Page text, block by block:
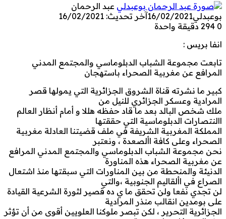
عبد الرحمان
بوعبدلي16/02/2021آخر تحديث: 16/02/2021
0
دقيقة واحدة
انفا بريس :
تابعت مجموعة الشباب الدبلوماسي والمجتمع المدني
المرافع عن مغربية الصحراء باستهجان
كبير ما نشرته قناة الشروق الجزائرية التي يمولها قصر
المرادية وعسكر الجزائري للنيل من
ملك شخص البالد بعد ما قاد حفظه هللا و أمام أنظار العالم
االنتصارات الدبلوماسية التي حققتها
المملكة المغربية الشريفة في ملف قضيتنا العادلة مغربية
الصحراء وعلى كافة األصعدة ، ونعتبر
نحن مجموعة الشباب الدبلوماسي والمجتمع المدني المرافع
عن مغربية الصحراء هذه المناورة
الدنيئة والمنحطة من بين المناورات التي سبقتها منذ اشتعال
الصراع في األقاليم الجنوبية ،والتي
لن تجدي نفعا ولن تحقق ما ي ده قصير لثورة الشرعية القيادة
على بومدين انقالب منذر المرادية
الجزائرية التحرير ، لكن تبصر ملوكنا العلويين أقوى من أن تؤثر